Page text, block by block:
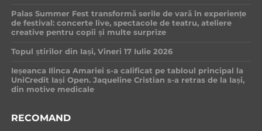
Palas Summer Fest transformă serile de vară în experiențe
de festival: concerte live, spectacole de teatru, ateliere
creative pentru copii și multe surprize
Topul știrilor din Iași, Vineri 17 Iulie 2026
Ieșeanca Ilinca Amariei s-a calificat pe tabloul principal la
UniCredit Iași Open. Jaqueline Cristian s-a retras de la Iași,
din motive medicale
RECOMAND